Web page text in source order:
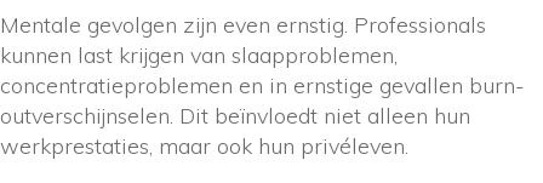
Mentale gevolgen zijn even ernstig. Professionals
kunnen last krijgen van slaapproblemen,
concentratieproblemen en in ernstige gevallen burn-
outverschijnselen. Dit beïnvloedt niet alleen hun
werkprestaties, maar ook hun privéleven.